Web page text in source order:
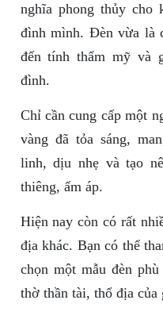
nghĩa phong thủy cho
đình mình. Đèn vừa là
đến tính thẩm mỹ và
đình.
Chỉ cần cung cấp một
vàng đã tỏa sáng,
linh, dịu nhẹ và tạo
thiêng, ấm áp.
Hiện nay còn có rất
địa khác. Bạn có thể
chọn một mẫu đèn
thờ thần tài, thổ địa của